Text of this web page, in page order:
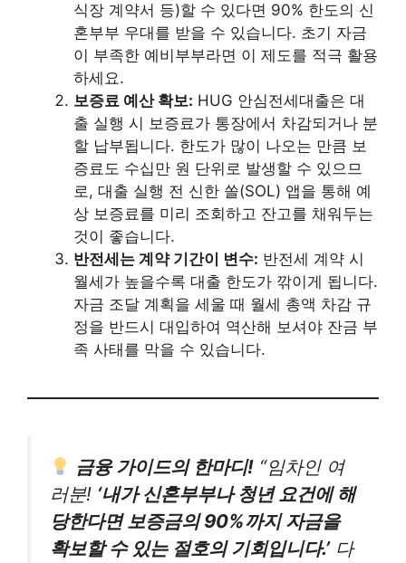
식장 계약서 등)할 수 있다면 90% 한도의 신
혼부부 우대를 받을 수 있습니다. 초기 자금
이 부족한 예비부부라면 이 제도를 적극 활용
하세요.
보증료 예산 확보: HUG 안심전세대출은 대
출 실행 시 보증료가 통장에서 차감되거나 분
할 납부됩니다. 한도가 많이 나오는 만큼 보
증료도 수십만 원 단위로 발생할 수 있으므
로, 대출 실행 전 신한 쏠(SOL) 앱을 통해 예
상 보증료를 미리 조회하고 잔고를 채워두는
것이 좋습니다.
반전세는 계약 기간이 변수: 반전세 계약 시
월세가 높을수록 대출 한도가 깎이게 됩니다.
자금 조달 계획을 세울 때 월세 총액 차감 규
정을 반드시 대입하여 역산해 보셔야 잔금 부
족 사태를 막을 수 있습니다.
금융 가이드의 한마디! “임차인 여
러분! ‘내가 신혼부부나 청년 요건에 해
당한다면 보증금의 90%까지 자금을
확보할 수 있는 절호의 기회입니다.’다